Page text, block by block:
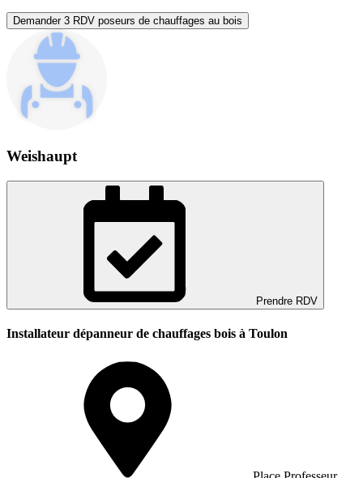
Demander 3 RDV poseurs de chauffages au bois
Weishaupt
Prendre RDV
Installateur dépanneur de chauffages bois à Toulon